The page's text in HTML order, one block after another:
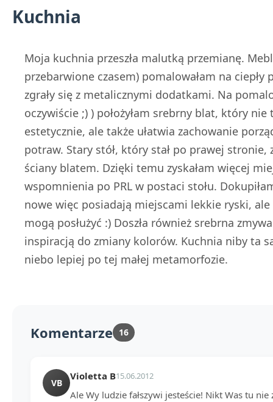
Kuchnia
Moja kuchnia przeszła malutką przemianę.
przebarwione czasem) pomalowałam na
zgrały się z metalicznymi dodatkami. Na
oczywiście ;) ) położyłam srebrny blat, który
estetycznie, ale także ułatwia zachowanie
potraw. Stary stół, który stał po prawej
ściany blatem. Dzięki temu zyskałam więcej
wspomnienia po PRL w postaci stołu.
nowe więc posiadają miejscami lekkie ryski, ale
mogą posłużyć :) Doszła również srebrna
inspiracją do zmiany kolorów. Kuchnia niby ta
niebo lepiej po tej małej metamorfozie.
Komentarze 16
VB
Violetta B15.06.2012
Ale Wy ludzie fałszywi jesteście! Nikt Was tu